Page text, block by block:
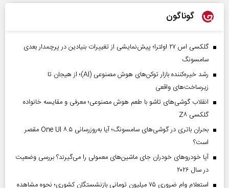
گوناگون
گلکسی اس ۲۷ اولترا؛ پیش‌نمایشی از تغییرات بنیادین در پرچمدار بعدی
سامسونگ
رشد خیره‌کننده بازار توکن‌های هوش مصنوعی (AI)؛ از هیجان تا
زیرساخت‌های واقعی
انقلاب گوشی‌های تاشو‌ با طعم هوش مصنوعی؛ معرفی و مقایسه خانواده
گلکسی Z۸
بحران باتری در گوشی‌های سامسونگ؛ آیا به‌روزرسانی One UI ۸.۵ مقصر
است؟
آیا خودروهای خودران جای ماشین‌های معمولی را می‌گیرند؟ بررسی وضعیت
در سال ۲۰۲۶
استعلام وام ضروری ۷۵ میلیون تومانی بازنشستگان کشوری؛ نحوه مشاهده